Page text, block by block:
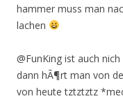
hammer muss man
lachen
@FunKing ist auch
dann hÃ¶rt man von
von heute tztztztz